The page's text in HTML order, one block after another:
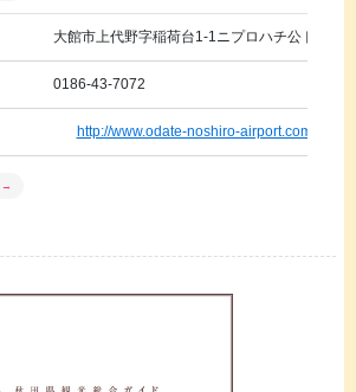
大館市上代野字稲荷台1-1ニプロハチ公ドーム
0186-43-7072
http://www.odate-noshiro-airport.com